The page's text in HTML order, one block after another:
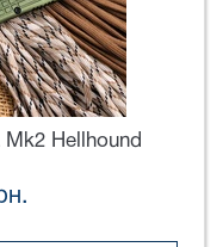
Hellhound